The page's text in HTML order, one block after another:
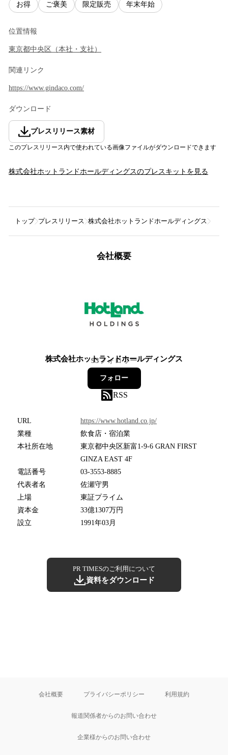
お得 ご褒美 限定販売 年末年始
位置情報
東京都中央区 （本社・支社 ）
関連リンク
https://www.gindaco.com/
ダウンロード
プレスリリース素材
このプレスリリース内で使われている画像ファイルがダウンロードできます
株式会社ホットランドホールディングスのプレスキットを見る
トップ プレスリリース 株式会社ホットランドホールディングス
会社概要
株式会社ホットランドホールディングス
93フォロワー
フォロー
RSS
URL
https://www.hotland.co.jp/
業種
飲食店・宿泊業
本社所在地
東京都中央区新富1-9-6 GRAN FIRST
GINZA EAST 4F
電話番号
03-3553-8885
代表者名
佐瀬守男
上場
東証プライム
資本金
33億1307万円
設立
1991年03月
PR TIMESのご利用について
資料をダウンロード
会社概要 プライバシーポリシー 利用規約
報道関係者からのお問い合わせ
企業様からのお問い合わせ